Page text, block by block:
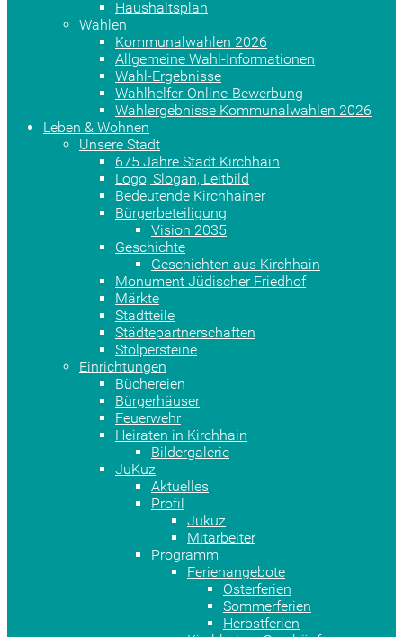
Haushaltsplan
Wahlen
Kommunalwahlen 2026
Allgemeine Wahl-Informationen
Wahl-Ergebnisse
Wahlhelfer-Online-Bewerbung
Wahlergebnisse Kommunalwahlen 2026
Leben & Wohnen
Unsere Stadt
675 Jahre Stadt Kirchhain
Logo, Slogan, Leitbild
Bedeutende Kirchhainer
Bürgerbeteiligung
Vision 2035
Geschichte
Geschichten aus Kirchhain
Monument Jüdischer Friedhof
Märkte
Stadtteile
Städtepartnerschaften
Stolpersteine
Einrichtungen
Büchereien
Bürgerhäuser
Feuerwehr
Heiraten in Kirchhain
Bildergalerie
JuKuz
Aktuelles
Profil
Jukuz
Mitarbeiter
Programm
Ferienangebote
Osterferien
Sommerferien
Herbstferien